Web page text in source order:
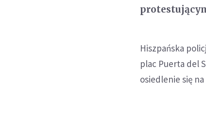
Hiszpańska
plac Puerta del
osiedlenie się